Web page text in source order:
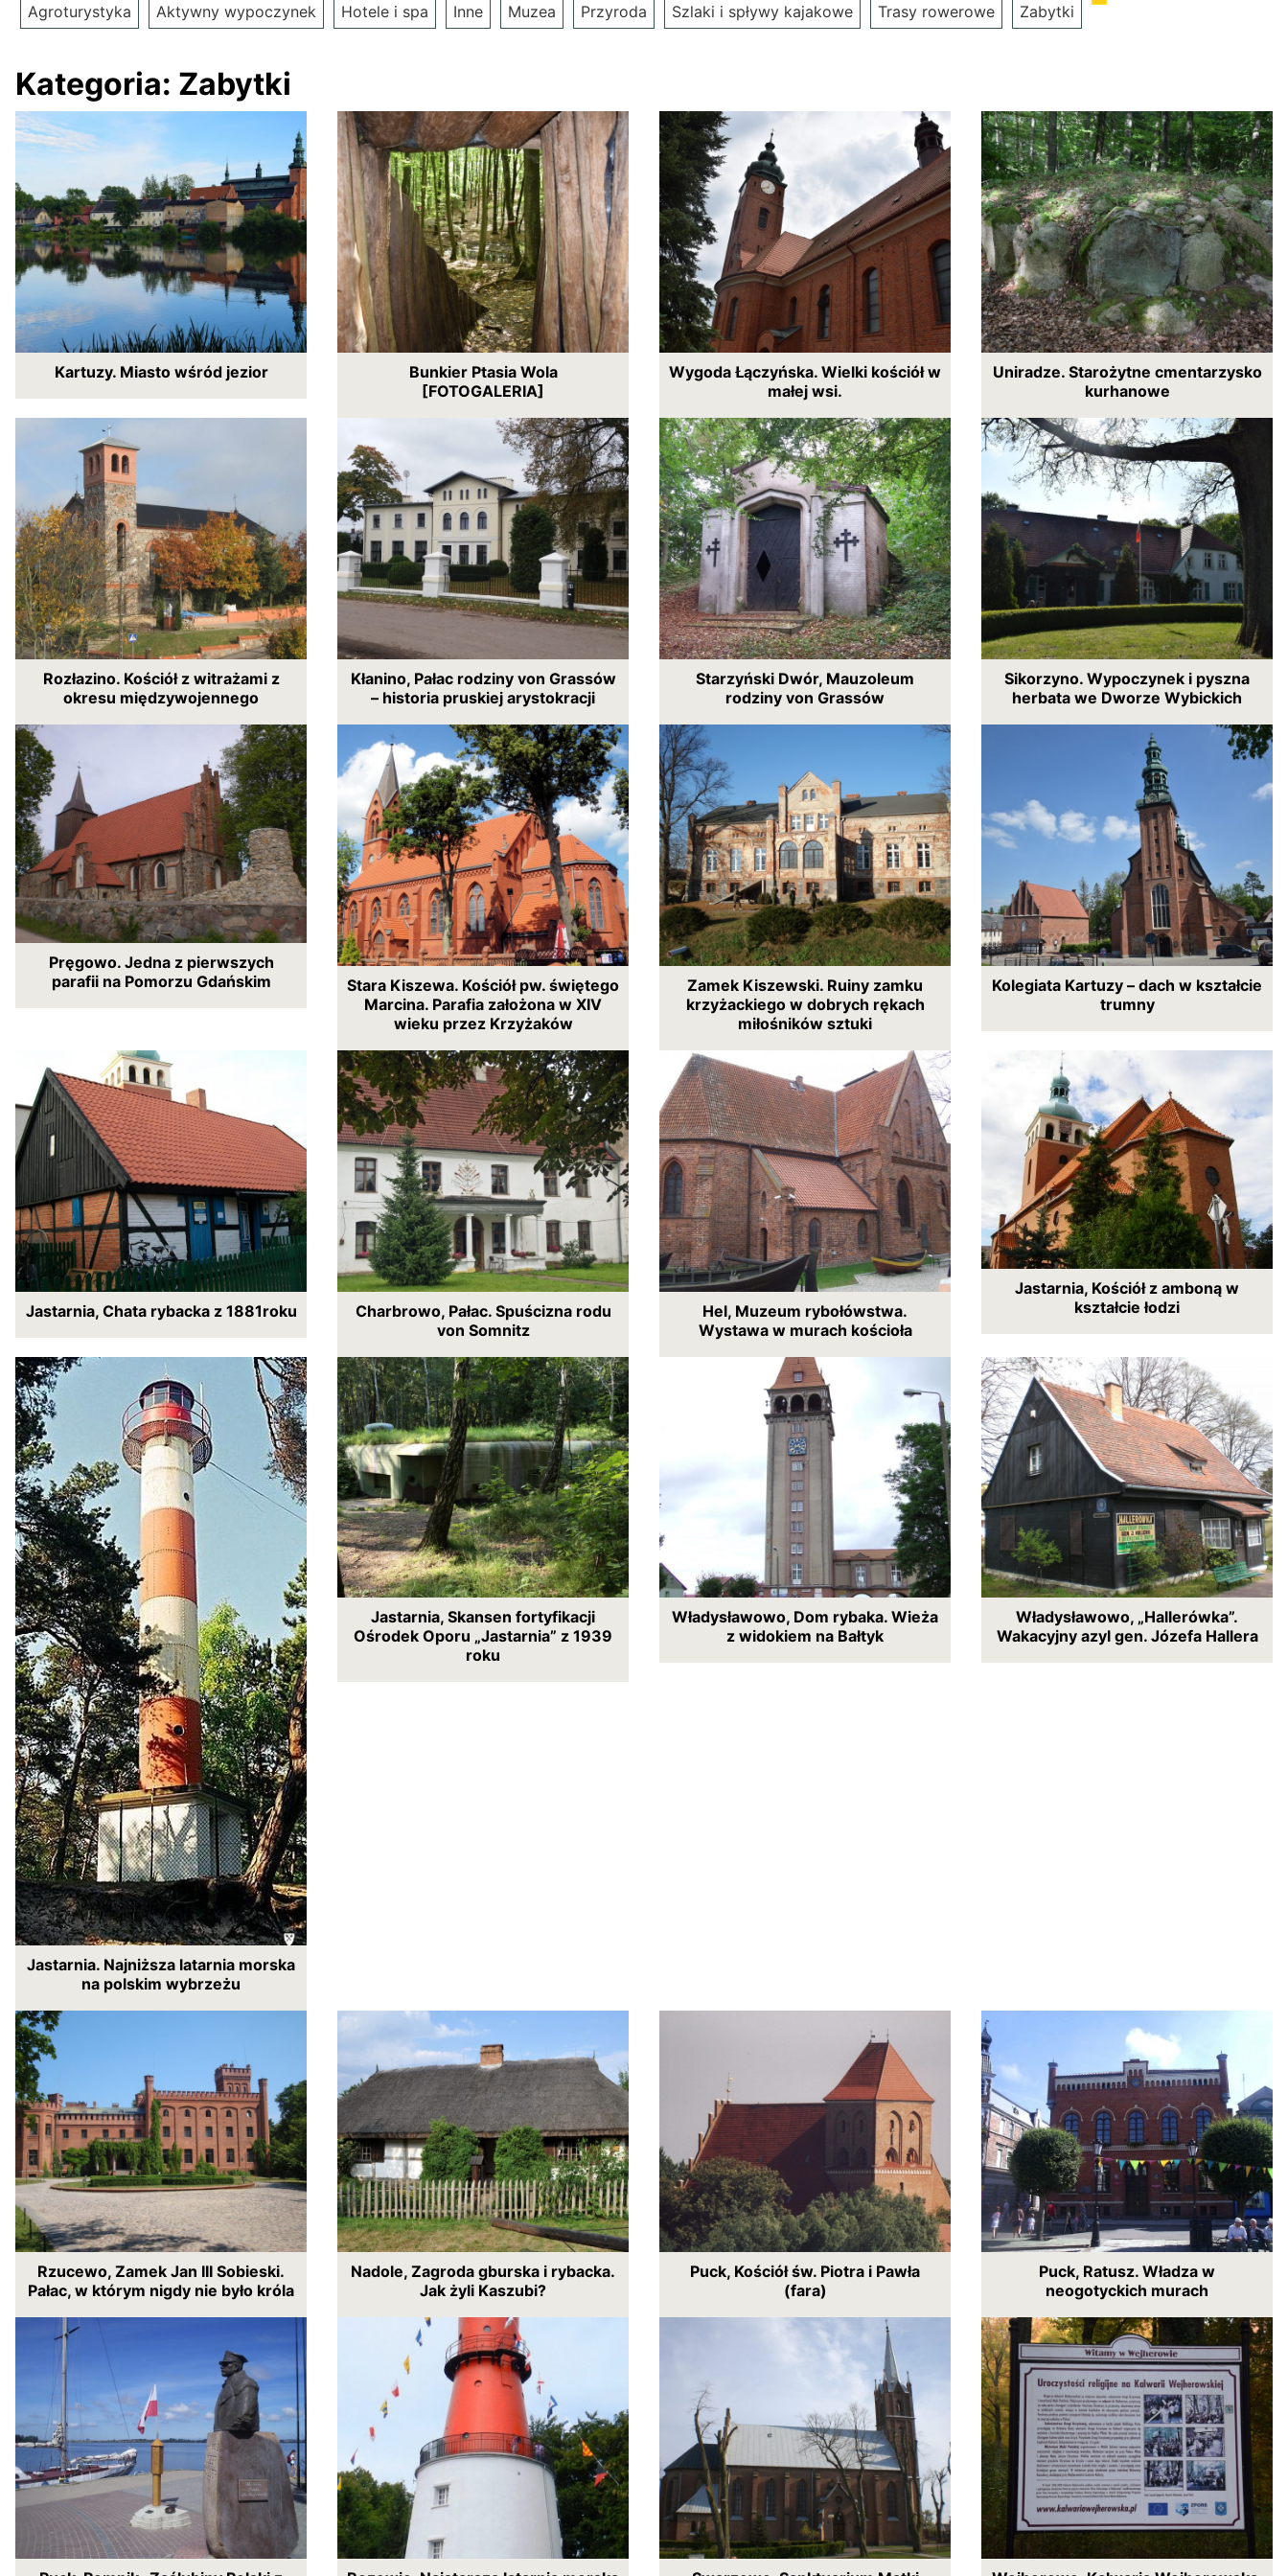
Agroturystyka Aktywny wypoczynek Hotele i spa Inne Muzea Przyroda Szlaki i spływy kajakowe Trasy rowerowe Zabytki
Kategoria: Zabytki
Kartuzy. Miasto wśród jezior
Bunkier Ptasia Wola
[FOTOGALERIA]
Wygoda Łączyńska. Wielki kościół w
małej wsi.
Uniradze. Starożytne cmentarzysko
kurhanowe
Rozłazino. Kościół z witrażami z
okresu międzywojennego
Kłanino, Pałac rodziny von Grassów
– historia pruskiej arystokracji
Starzyński Dwór, Mauzoleum
rodziny von Grassów
Sikorzyno. Wypoczynek i pyszna
herbata we Dworze Wybickich
Pręgowo. Jedna z pierwszych
parafii na Pomorzu Gdańskim
Stara Kiszewa. Kościół pw. świętego
Marcina. Parafia założona w XIV
wieku przez Krzyżaków
Zamek Kiszewski. Ruiny zamku
krzyżackiego w dobrych rękach
miłośników sztuki
Kolegiata Kartuzy – dach w kształcie
trumny
Jastarnia, Chata rybacka z 1881roku
Charbrowo, Pałac. Spuścizna rodu
von Somnitz
Hel, Muzeum rybołówstwa.
Wystawa w murach kościoła
Jastarnia, Kościół z amboną w
kształcie łodzi
Jastarnia. Najniższa latarnia morska
na polskim wybrzeżu
Jastarnia, Skansen fortyfikacji
Ośrodek Oporu „Jastarnia” z 1939
roku
Władysławowo, Dom rybaka. Wieża
z widokiem na Bałtyk
Władysławowo, „Hallerówka”.
Wakacyjny azyl gen. Józefa Hallera
Rzucewo, Zamek Jan III Sobieski.
Pałac, w którym nigdy nie było króla
Nadole, Zagroda gburska i rybacka.
Jak żyli Kaszubi?
Puck, Kościół św. Piotra i Pawła
(fara)
Puck, Ratusz. Władza w
neogotyckich murach